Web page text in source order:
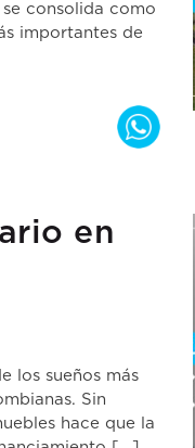
consolida como
importantes de
en
los sueños más
Sin
hace que la